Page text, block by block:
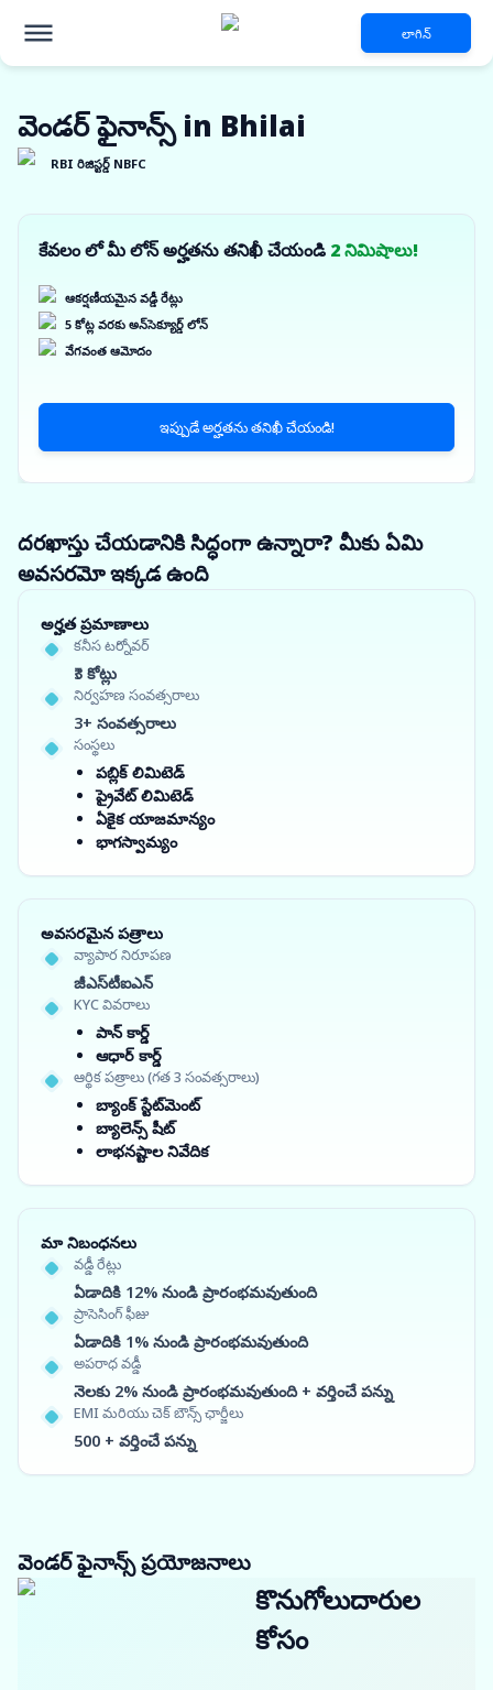
లాగిన్
వెండర్ ఫైనాన్స్ in Bhilai
RBI రిజిస్టర్డ్ NBFC
కేవలం లో మీ లోన్ అర్హతను తనిఖీ చేయండి 2 నిమిషాలు!
ఆకర్షణీయమైన వడ్డీ రేట్లు
5 కోట్ల వరకు అన్‌సెక్యూర్డ్ లోన్
వేగవంత ఆమోదం
ఇప్పుడే అర్హతను తనిఖీ చేయండి!
దరఖాస్తు చేయడానికి సిద్ధంగా ఉన్నారా? మీకు ఏమి
అవసరమో ఇక్కడ ఉంది
అర్హత ప్రమాణాలు
కనీస టర్నోవర్
₹3 కోట్లు
నిర్వహణ సంవత్సరాలు
3+ సంవత్సరాలు
సంస్థలు
పబ్లిక్ లిమిటెడ్
ప్రైవేట్ లిమిటెడ్
ఏకైక యాజమాన్యం
భాగస్వామ్యం
అవసరమైన పత్రాలు
వ్యాపార నిరూపణ
జీఎస్‌టీఐఎన్
KYC వివరాలు
పాన్ కార్డ్
ఆధార్ కార్డ్
ఆర్థిక పత్రాలు (గత 3 సంవత్సరాలు)
బ్యాంక్ స్టేట్‌మెంట్
బ్యాలెన్స్ షీట్
లాభనష్టాల నివేదిక
మా నిబంధనలు
వడ్డీ రేట్లు
ఏడాదికి 12% నుండి ప్రారంభమవుతుంది
ప్రాసెసింగ్ ఫీజు
ఏడాదికి 1% నుండి ప్రారంభమవుతుంది
అపరాధ వడ్డీ
నెలకు 2% నుండి ప్రారంభమవుతుంది + వర్తించే పన్ను
EMI మరియు చెక్ బౌన్స్ ఛార్జీలు
500 + వర్తించే పన్ను
వెండర్ ఫైనాన్స్ ప్రయోజనాలు
కొనుగోలుదారుల
కోసం